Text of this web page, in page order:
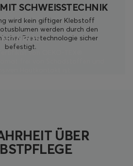
SCHWEISSTECHNIK
wird kein giftiger Klebstoff
werden durch den
Presstechnologie sicher
befestigt.
von OEKO-TEX®
ÜBER